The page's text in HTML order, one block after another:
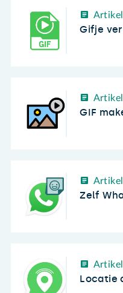
Artikel
Gifje
Artikel
GIF
Artikel
Zelf
Artikel
Locatie